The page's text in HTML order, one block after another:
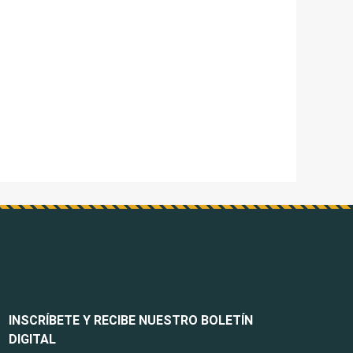
INSCRÍBETE Y RECIBE NUESTRO BOLETÍN
DIGITAL